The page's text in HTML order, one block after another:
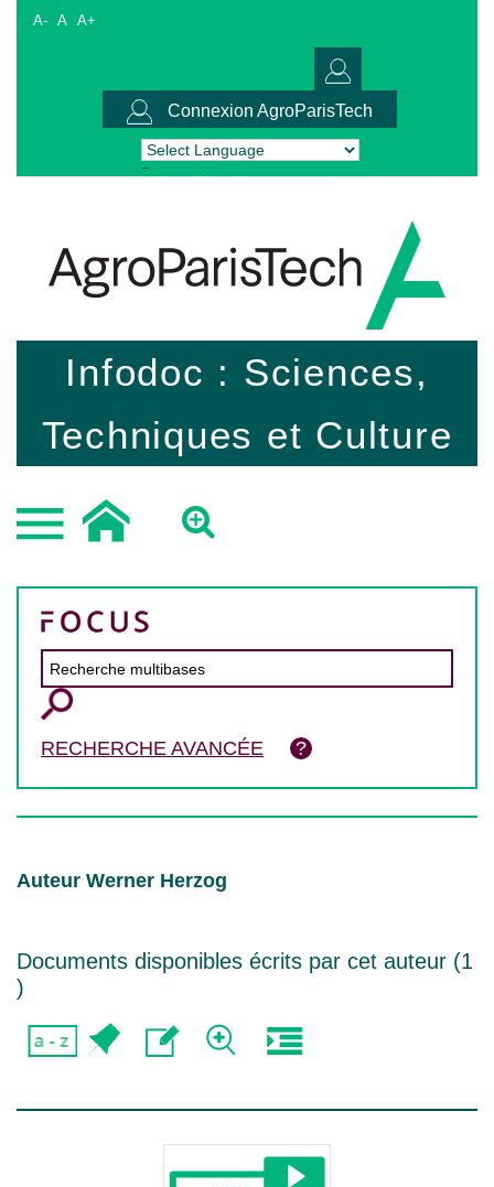
A- A A+
Connexion AgroParisTech
Powered by Translate
Infodoc : Sciences,
Techniques et Culture
RECHERCHE AVANCÉE
Auteur Werner Herzog
Documents disponibles écrits par cet auteur (1
)